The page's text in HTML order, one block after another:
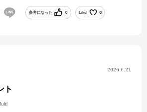
参考になった 0 Like! 0
2026.6.21
ト